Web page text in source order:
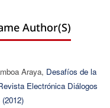
Author(s)
Araya, Desafíos de la
Electrónica Diálogos